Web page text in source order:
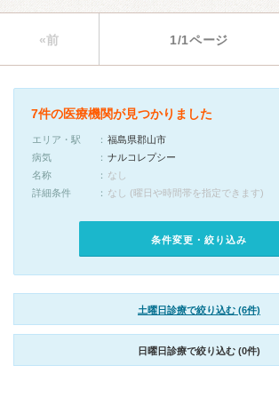
«前 1/1ページ
7件の医療機関が見つかりました
エリア・駅
福島県郡山市
病気
ナルコレプシー
名称
なし
詳細条件
なし (曜日や時間帯を指定できます)
条件変更・絞り込み
土曜日診療で絞り込む (6件)
日曜日診療で絞り込む (0件)